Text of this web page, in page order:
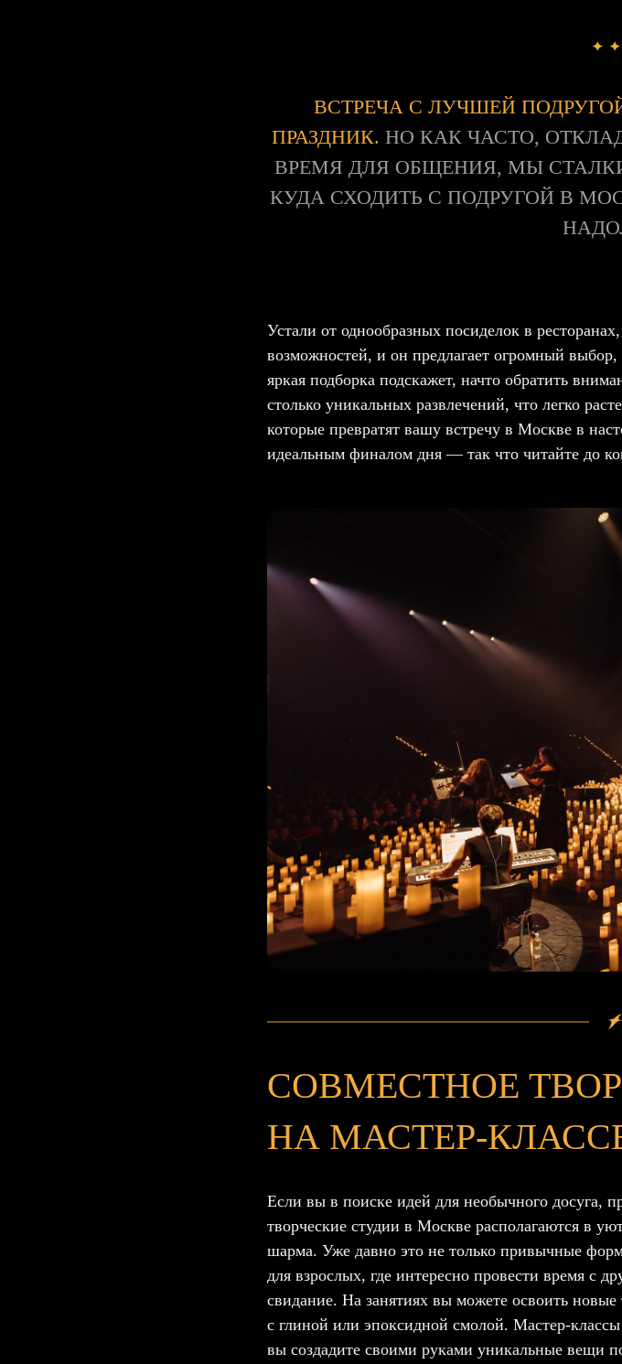
ВСТРЕЧА С ЛУЧШЕЙ
ПРАЗДНИК. НО КАК ЧАСТО,
ВРЕМЯ ДЛЯ ОБЩЕНИЯ, МЫ
КУДА СХОДИТЬ С ПОДРУГОЙ В
Устали от однообразных посиделок в
возможностей, и он предлагает огромный
яркая подборка подскажет, начто обратить
столько уникальных развлечений, что легко
которые превратят вашу встречу в Москве в
идеальным финалом дня — так что читайте до
СОВМЕСТНОЕ
НА МАСТЕР-
Если вы в поиске идей для необычного досуга,
творческие студии в Москве располагаются в
шарма. Уже давно это не только привычные
для взрослых, где интересно провести время с
свидание. На занятиях вы можете освоить
с глиной или эпоксидной смолой. Мастер-
вы создадите своими руками уникальные вещи